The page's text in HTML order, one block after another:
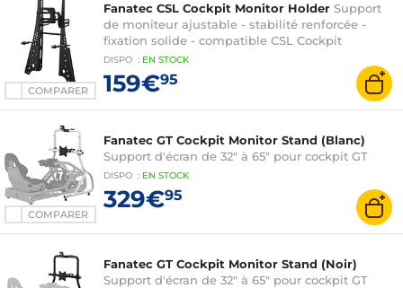
COMPARER
Fanatec CSL Cockpit Monitor Holder Support
de moniteur ajustable - stabilité renforcée -
fixation solide - compatible CSL Cockpit
DISPO : EN STOCK
159€95
COMPARER
Fanatec GT Cockpit Monitor Stand (Blanc)
Support d'écran de 32" à 65" pour cockpit GT
DISPO : EN STOCK
329€95
Fanatec GT Cockpit Monitor Stand (Noir)
Support d'écran de 32" à 65" pour cockpit GT